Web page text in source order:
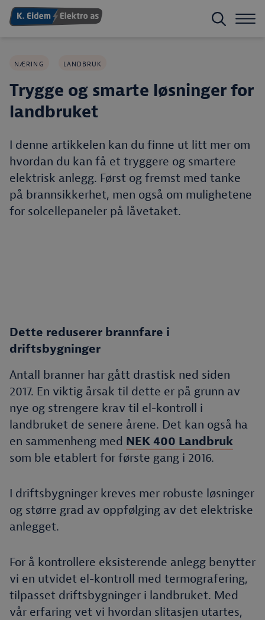
NÆRING LANDBRUK
Trygge og smarte løsninger for
landbruket
I denne artikkelen kan du finne ut litt mer om
hvordan du kan få et tryggere og smartere
elektrisk anlegg. Først og fremst med tanke
på brannsikkerhet, men også om mulighetene
for solcellepaneler på låvetaket.
Dette reduserer brannfare i
driftsbygninger
Antall branner har gått drastisk ned siden
2017. En viktig årsak til dette er på grunn av
nye og strengere krav til el-kontroll i
landbruket de senere årene. Det kan også ha
en sammenheng med NEK 400 Landbruk
som ble etablert for første gang i 2016.
I driftsbygninger kreves mer robuste løsninger
og større grad av oppfølging av det elektriske
anlegget.
For å kontrollere eksisterende anlegg benytter
vi en utvidet el-kontroll med termografering,
tilpasset driftsbygninger i landbruket. Med
vår erfaring vet vi hvordan slitasjen utartes,